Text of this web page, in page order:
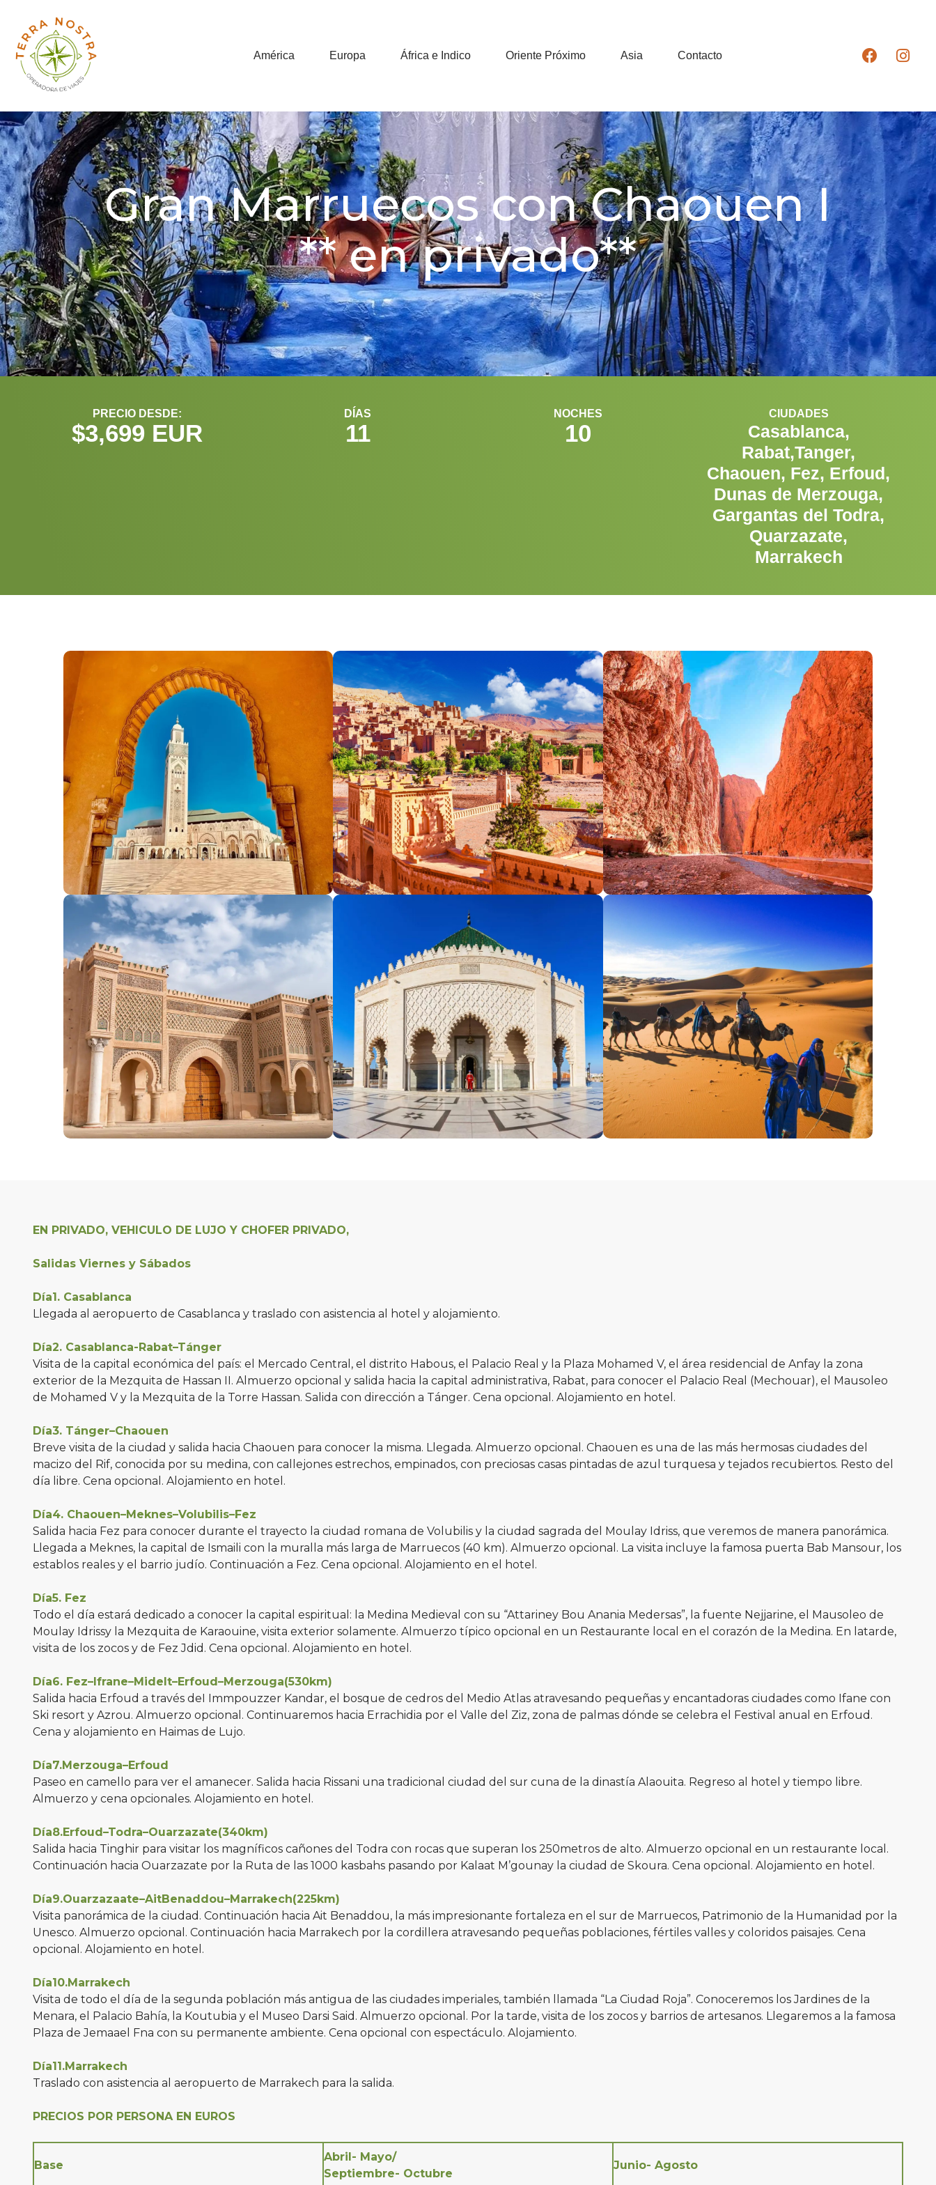
América Europa África e Indico Oriente Próximo Asia Contacto
Gran Marruecos con Chaouen I
** en privado**
PRECIO DESDE:
$3,699 EUR
DÍAS
11
NOCHES
10
CIUDADES
Casablanca,
Rabat,Tanger,
Chaouen, Fez, Erfoud,
Dunas de Merzouga,
Gargantas del Todra,
Quarzazate,
Marrakech
EN PRIVADO, VEHICULO DE LUJO Y CHOFER PRIVADO,
Salidas Viernes y Sábados
Día1. Casablanca
Llegada al aeropuerto de Casablanca y traslado con asistencia al hotel y alojamiento.
Día2. Casablanca-Rabat–Tánger
Visita de la capital económica del país: el Mercado Central, el distrito Habous, el Palacio Real y la Plaza Mohamed V, el área residencial de Anfay la zona
exterior de la Mezquita de Hassan II. Almuerzo opcional y salida hacia la capital administrativa, Rabat, para conocer el Palacio Real (Mechouar), el Mausoleo
de Mohamed V y la Mezquita de la Torre Hassan. Salida con dirección a Tánger. Cena opcional. Alojamiento en hotel.
Día3. Tánger–Chaouen
Breve visita de la ciudad y salida hacia Chaouen para conocer la misma. Llegada. Almuerzo opcional. Chaouen es una de las más hermosas ciudades del
macizo del Rif, conocida por su medina, con callejones estrechos, empinados, con preciosas casas pintadas de azul turquesa y tejados recubiertos. Resto del
día libre. Cena opcional. Alojamiento en hotel.
Día4. Chaouen–Meknes–Volubilis–Fez
Salida hacia Fez para conocer durante el trayecto la ciudad romana de Volubilis y la ciudad sagrada del Moulay Idriss, que veremos de manera panorámica.
Llegada a Meknes, la capital de Ismaili con la muralla más larga de Marruecos (40 km). Almuerzo opcional. La visita incluye la famosa puerta Bab Mansour, los
establos reales y el barrio judío. Continuación a Fez. Cena opcional. Alojamiento en el hotel.
Día5. Fez
Todo el día estará dedicado a conocer la capital espiritual: la Medina Medieval con su “Attariney Bou Anania Medersas”, la fuente Nejjarine, el Mausoleo de
Moulay Idrissy la Mezquita de Karaouine, visita exterior solamente. Almuerzo típico opcional en un Restaurante local en el corazón de la Medina. En latarde,
visita de los zocos y de Fez Jdid. Cena opcional. Alojamiento en hotel.
Día6. Fez–Ifrane–Midelt–Erfoud–Merzouga(530km)
Salida hacia Erfoud a través deI Immpouzzer Kandar, el bosque de cedros del Medio Atlas atravesando pequeñas y encantadoras ciudades como Ifane con
Ski resort y Azrou. Almuerzo opcional. Continuaremos hacia Errachidia por el Valle del Ziz, zona de palmas dónde se celebra el Festival anual en Erfoud.
Cena y alojamiento en Haimas de Lujo.
Día7.Merzouga–Erfoud
Paseo en camello para ver el amanecer. Salida hacia Rissani una tradicional ciudad del sur cuna de la dinastía Alaouita. Regreso al hotel y tiempo libre.
Almuerzo y cena opcionales. Alojamiento en hotel.
Día8.Erfoud–Todra–Ouarzazate(340km)
Salida hacia Tinghir para visitar los magníficos cañones del Todra con rocas que superan los 250metros de alto. Almuerzo opcional en un restaurante local.
Continuación hacia Ouarzazate por la Ruta de las 1000 kasbahs pasando por Kalaat M’gounay la ciudad de Skoura. Cena opcional. Alojamiento en hotel.
Día9.Ouarzazaate–AitBenaddou–Marrakech(225km)
Visita panorámica de la ciudad. Continuación hacia Ait Benaddou, la más impresionante fortaleza en el sur de Marruecos, Patrimonio de la Humanidad por la
Unesco. Almuerzo opcional. Continuación hacia Marrakech por la cordillera atravesando pequeñas poblaciones, fértiles valles y coloridos paisajes. Cena
opcional. Alojamiento en hotel.
Día10.Marrakech
Visita de todo el día de la segunda población más antigua de las ciudades imperiales, también llamada “La Ciudad Roja”. Conoceremos los Jardines de la
Menara, el Palacio Bahía, la Koutubia y el Museo Darsi Said. Almuerzo opcional. Por la tarde, visita de los zocos y barrios de artesanos. Llegaremos a la famosa
Plaza de Jemaael Fna con su permanente ambiente. Cena opcional con espectáculo. Alojamiento.
Día11.Marrakech
Traslado con asistencia al aeropuerto de Marrakech para la salida.
PRECIOS POR PERSONA EN EUROS
Base
Abril- Mayo/
Septiembre- Octubre
Junio- Agosto